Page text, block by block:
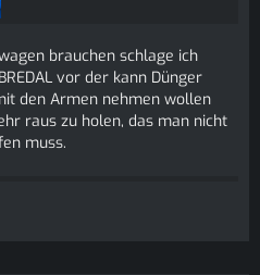
brauchen schlage ich
vor der kann Dünger
den Armen nehmen wollen
raus zu holen, das man nicht
muss.